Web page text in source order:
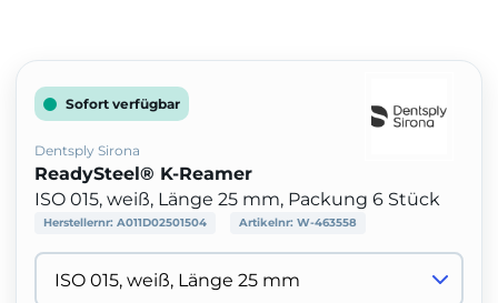
Sofort verfügbar
Dentsply Sirona
ReadySteel® K-Reamer
ISO 015, weiß, Länge 25 mm, Packung 6 Stück
Herstellernr: A011D02501504 Artikelnr: W-463558